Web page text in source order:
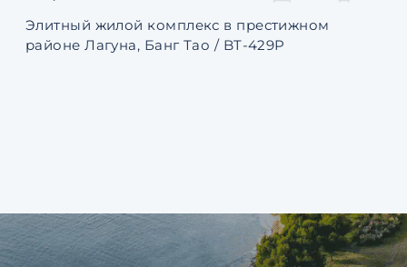
Элитный жилой комплекс в престижном
районе Лагуна, Банг Тао / BT-429P